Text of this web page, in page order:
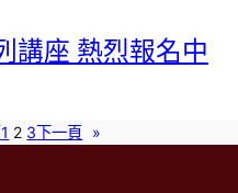
講座 熱烈報名中
1 2 3下一頁 »